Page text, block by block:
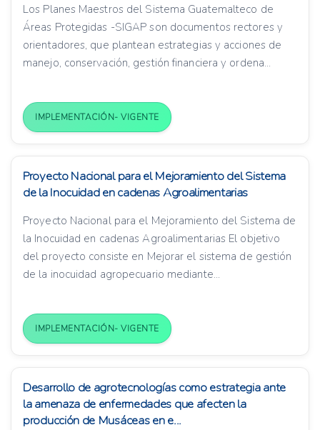
Los Planes Maestros del Sistema Guatemalteco de
Áreas Protegidas -SIGAP son documentos rectores y
orientadores, que plantean estrategias y acciones de
manejo, conservación, gestión financiera y ordena...
IMPLEMENTACIÓN- VIGENTE
Proyecto Nacional para el Mejoramiento del Sistema
de la Inocuidad en cadenas Agroalimentarias
Proyecto Nacional para el Mejoramiento del Sistema de
la Inocuidad en cadenas Agroalimentarias El objetivo
del proyecto consiste en Mejorar el sistema de gestión
de la inocuidad agropecuario mediante...
IMPLEMENTACIÓN- VIGENTE
Desarrollo de agrotecnologías como estrategia ante
la amenaza de enfermedades que afecten la
producción de Musáceas en e...